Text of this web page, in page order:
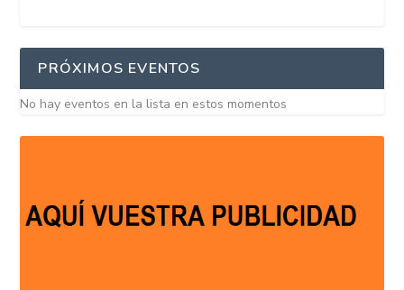
PRÓXIMOS EVENTOS
No hay eventos en la lista en estos momentos